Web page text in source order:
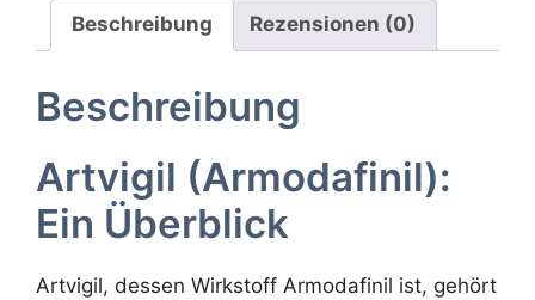
Beschreibung Rezensionen (0)
Beschreibung
Artvigil (Armodafinil):
Ein Überblick
Artvigil, dessen Wirkstoff Armodafinil ist, gehört